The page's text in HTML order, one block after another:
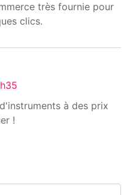
très fournie pour
clics.
à des prix
!